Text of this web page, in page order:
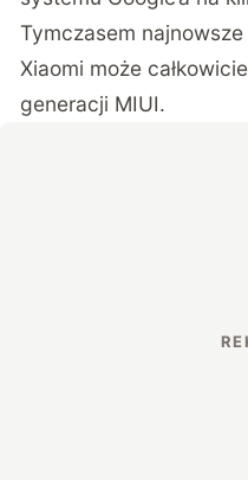
Tymczasem
Xiaomi może
generacji MIUI.